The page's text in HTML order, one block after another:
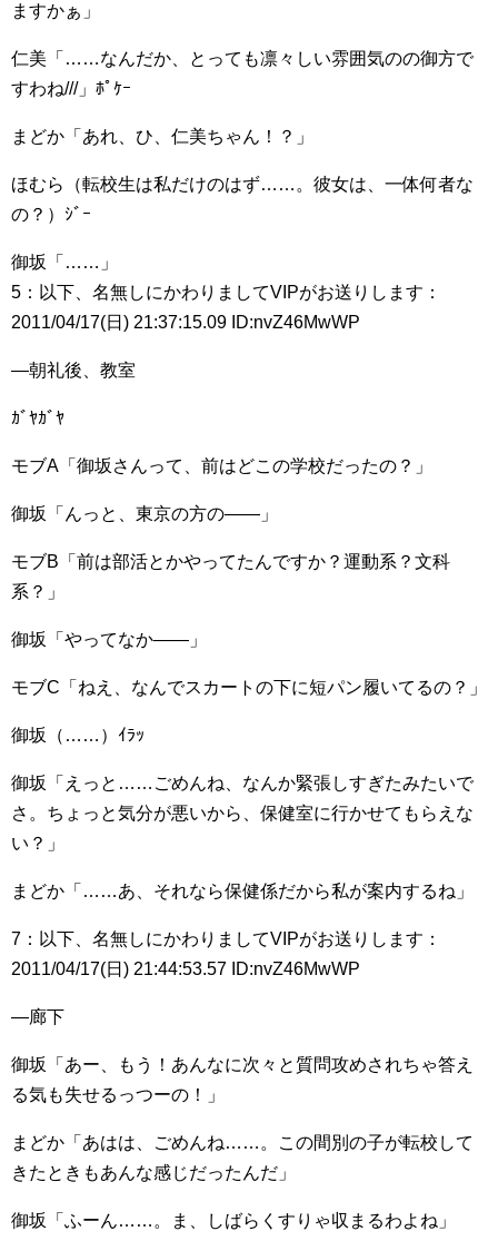
ますかぁ」
仁美「……なんだか、とっても凛々しい雰囲気のの御方で
すわね///」ﾎﾟｹｰ
まどか「あれ、ひ、仁美ちゃん！？」
ほむら（転校生は私だけのはず……。彼女は、一体何者な
の？）ｼﾞｰ
御坂「……」
5：以下、名無しにかわりましてVIPがお送りします：
2011/04/17(日) 21:37:15.09 ID:nvZ46MwWP
―朝礼後、教室
ｶﾞﾔｶﾞﾔ
モブA「御坂さんって、前はどこの学校だったの？」
御坂「んっと、東京の方の――」
モブB「前は部活とかやってたんですか？運動系？文科
系？」
御坂「やってなか――」
モブC「ねえ、なんでスカートの下に短パン履いてるの？」
御坂（……）ｲﾗｯ
御坂「えっと……ごめんね、なんか緊張しすぎたみたいで
さ。ちょっと気分が悪いから、保健室に行かせてもらえな
い？」
まどか「……あ、それなら保健係だから私が案内するね」
7：以下、名無しにかわりましてVIPがお送りします：
2011/04/17(日) 21:44:53.57 ID:nvZ46MwWP
―廊下
御坂「あー、もう！あんなに次々と質問攻めされちゃ答え
る気も失せるっつーの！」
まどか「あはは、ごめんね……。この間別の子が転校して
きたときもあんな感じだったんだ」
御坂「ふーん……。ま、しばらくすりゃ収まるわよね」